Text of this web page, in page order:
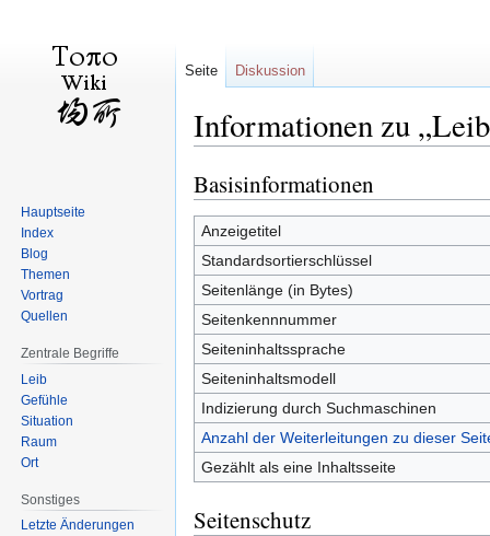
Informationen zu
Zur
Navigation
springen
Zur
Suche
springen
Basisinformationen
Anzeigetitel
Standardsortierschlüssel
Seitenlänge (in Bytes)
Seitenkennnummer
Seiteninhaltssprache
Seiteninhaltsmodell
Indizierung durch Suchmaschinen
Anzahl der Weiterleitungen zu dieser
Gezählt als eine Inhaltsseite
Seitenschutz
Seite Diskussion
Hauptseite
Index
Blog
Themen
Vortrag
Quellen
Zentrale Begriffe
Leib
Gefühle
Situation
Raum
Ort
Sonstiges
Letzte Änderungen